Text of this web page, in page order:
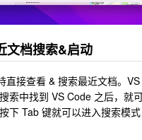
文档搜索&启动
直接查看 & 搜索最近文档。
索中找到 VS Code 之后，就
下 Tab 键就可以进入搜索模